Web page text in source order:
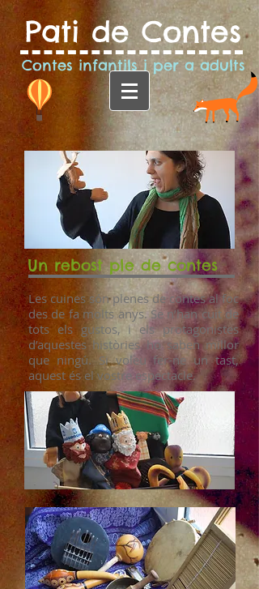
Pati de Contes
Contes infantils i per a adults
Un rebost ple de contes
Les cuines són plenes de contes al foc
des de fa molts anys. Se n’han cuit de
tots els gustos, i els protagonistes
d’aquestes històries ho saben millor
que ningú. Si voleu fer-ne un tast,
aquest és el vostre espectacle.